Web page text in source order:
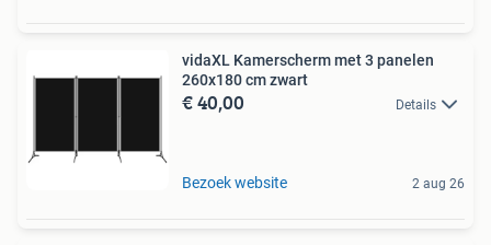
vidaXL Kamerscherm met 3 panelen
260x180 cm zwart
€ 40,00 Details
Bezoek website 2 aug 26